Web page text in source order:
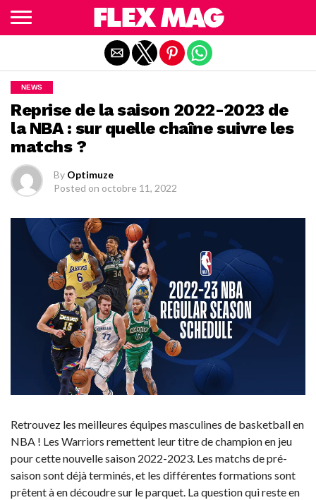
NEWS
Reprise de la saison 2022-2023 de
la NBA : sur quelle chaîne suivre les
matchs ?
By Optimuze
Posted on octobre 11, 2022
Retrouvez les meilleures équipes masculines de basketball en
NBA ! Les Warriors remettent leur titre de champion en jeu
pour cette nouvelle saison 2022-2023. Les matchs de pré-
saison sont déjà terminés, et les différentes formations sont
prêtent à en découdre sur le parquet. La question qui reste en
Quitter la version mobile